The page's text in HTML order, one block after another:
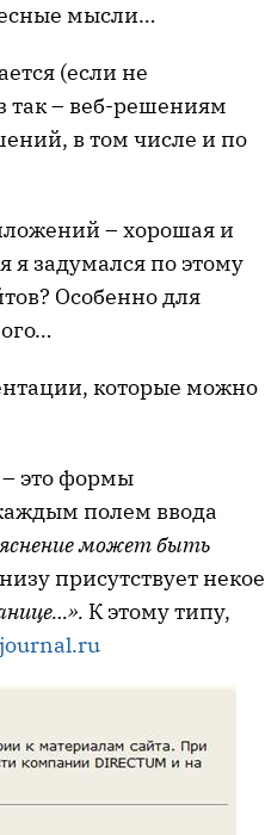
мысли…
(если не
так – веб-решениям
в том числе и по
– хорошая и
я задумался по этому
Особенно для
которые можно
это формы
полем ввода
может быть
присутствует некое
К этому типу,